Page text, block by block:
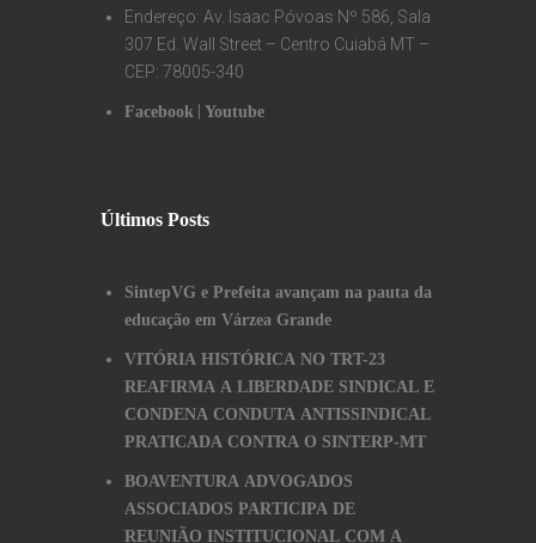
Endereço: Av. Isaac Póvoas Nº 586, Sala
307 Ed. Wall Street – Centro Cuiabá MT –
CEP: 78005-340
Facebook Youtube
Últimos Posts
SintepVG e Prefeita avançam na pauta da
educação em Várzea Grande
VITÓRIA HISTÓRICA NO TRT-23
REAFIRMA A LIBERDADE SINDICAL E
CONDENA CONDUTA ANTISSINDICAL
PRATICADA CONTRA O SINTERP-MT
BOAVENTURA ADVOGADOS
ASSOCIADOS PARTICIPA DE
REUNIÃO INSTITUCIONAL COM A